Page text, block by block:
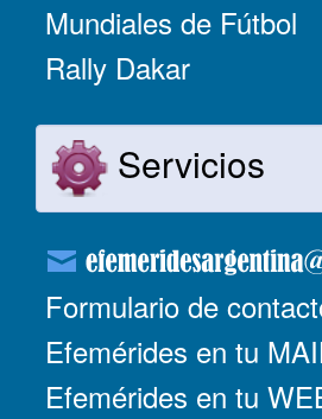
Mundiales de Fútbol
Rally Dakar
Servicios
Formulario de
Efemérides en tu
Efemérides en tu